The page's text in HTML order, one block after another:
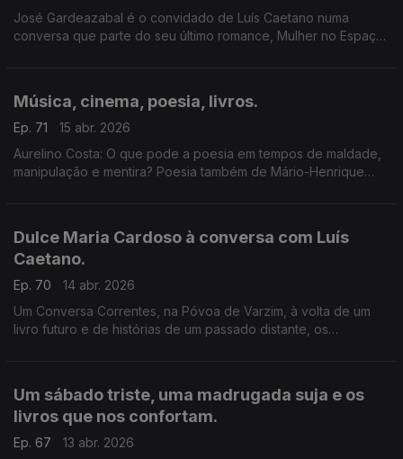
José Gardeazabal é o convidado de Luís Caetano numa
conversa que parte do seu último romance, Mulher no Espaço.
Música, cinema, poesia, livros.
Ep. 71
15 abr. 2026
Aurelino Costa: O que pode a poesia em tempos de maldade,
manipulação e mentira? Poesia também de Mário-Henrique
Dulce Maria Cardoso à conversa com Luís
Caetano.
Ep. 70
14 abr. 2026
Um Conversa Correntes, na Póvoa de Varzim, à volta de um
livro futuro e de histórias de um passado distante, os
Um sábado triste, uma madrugada suja e os
livros que nos confortam.
Ep. 67
13 abr. 2026